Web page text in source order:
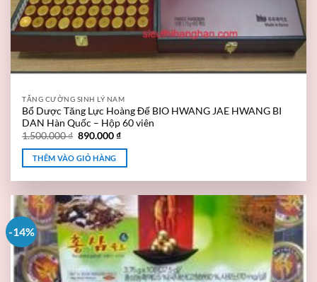
TĂNG CƯỜNG SINH LÝ NAM
Bổ Dược Tăng Lực Hoàng Đế BIO HWANG JAE HWANG BI
DAN Hàn Quốc – Hộp 60 viên
1.500.000₫ 890.000₫
THÊM VÀO GIỎ HÀNG
-14%